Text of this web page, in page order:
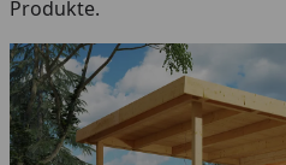
Produkte.